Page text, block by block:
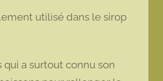
utilisé dans le sirop
a surtout connu son